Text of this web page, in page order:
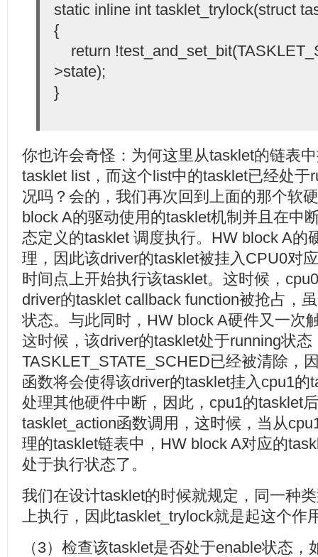
static inline int tasklet_trylock(struct
{
return
>state);
}
你也许会奇怪：为何这里从tasklet的链表
tasklet list，而这个list中的tasklet已经处于
况吗？会的，我们再次回到上面的那个软
block A的驱动使用的tasklet机制并且在中
态定义的tasklet 调度执行。HW block A的
理，因此该driver的tasklet被挂入CPU0对
时间点上开始执行该tasklet。这时候，
driver的tasklet callback function被抢占，
状态。与此同时，HW block A硬件又一次
这时候，该driver的tasklet处于running状态
TASKLET_STATE_SCHED已经被清除，
函数将会使得该driver的tasklet挂入cpu1
处理其他硬件中断，因此，cpu1的tasklet
tasklet_action函数调用，这时候，当从
理的tasklet链表中，HW block A对应的
处于执行状态了。
我们在设计tasklet的时候就规定，同一种
上执行，因此tasklet_trylock就是起这个作
（3）检查该tasklet是否处于enable状态